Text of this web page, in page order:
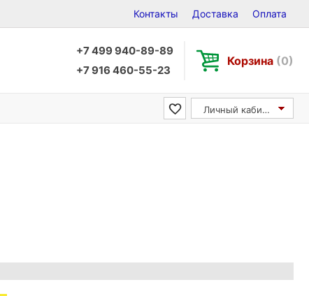
Контакты Доставка Оплата
+7 499 940-89-89
+7 916 460-55-23
Корзина (0)
Личный кабинет